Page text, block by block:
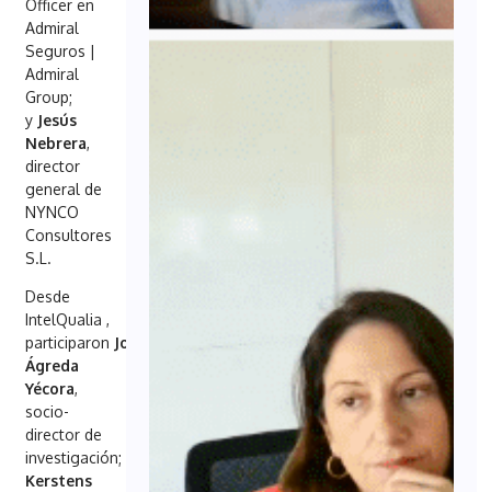
Officer en
Admiral
Seguros |
Admiral
Group;
y Jesús
Nebrera,
director
general de
NYNCO
Consultores
S.L.
Desde
IntelQualia ,
participaron Joaquín
Ágreda
Yécora,
socio-
director de
investigación;
Guillermo
Kerstens